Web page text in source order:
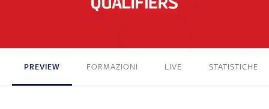
PREVIEW FORMAZIONI LIVE STATISTICHE